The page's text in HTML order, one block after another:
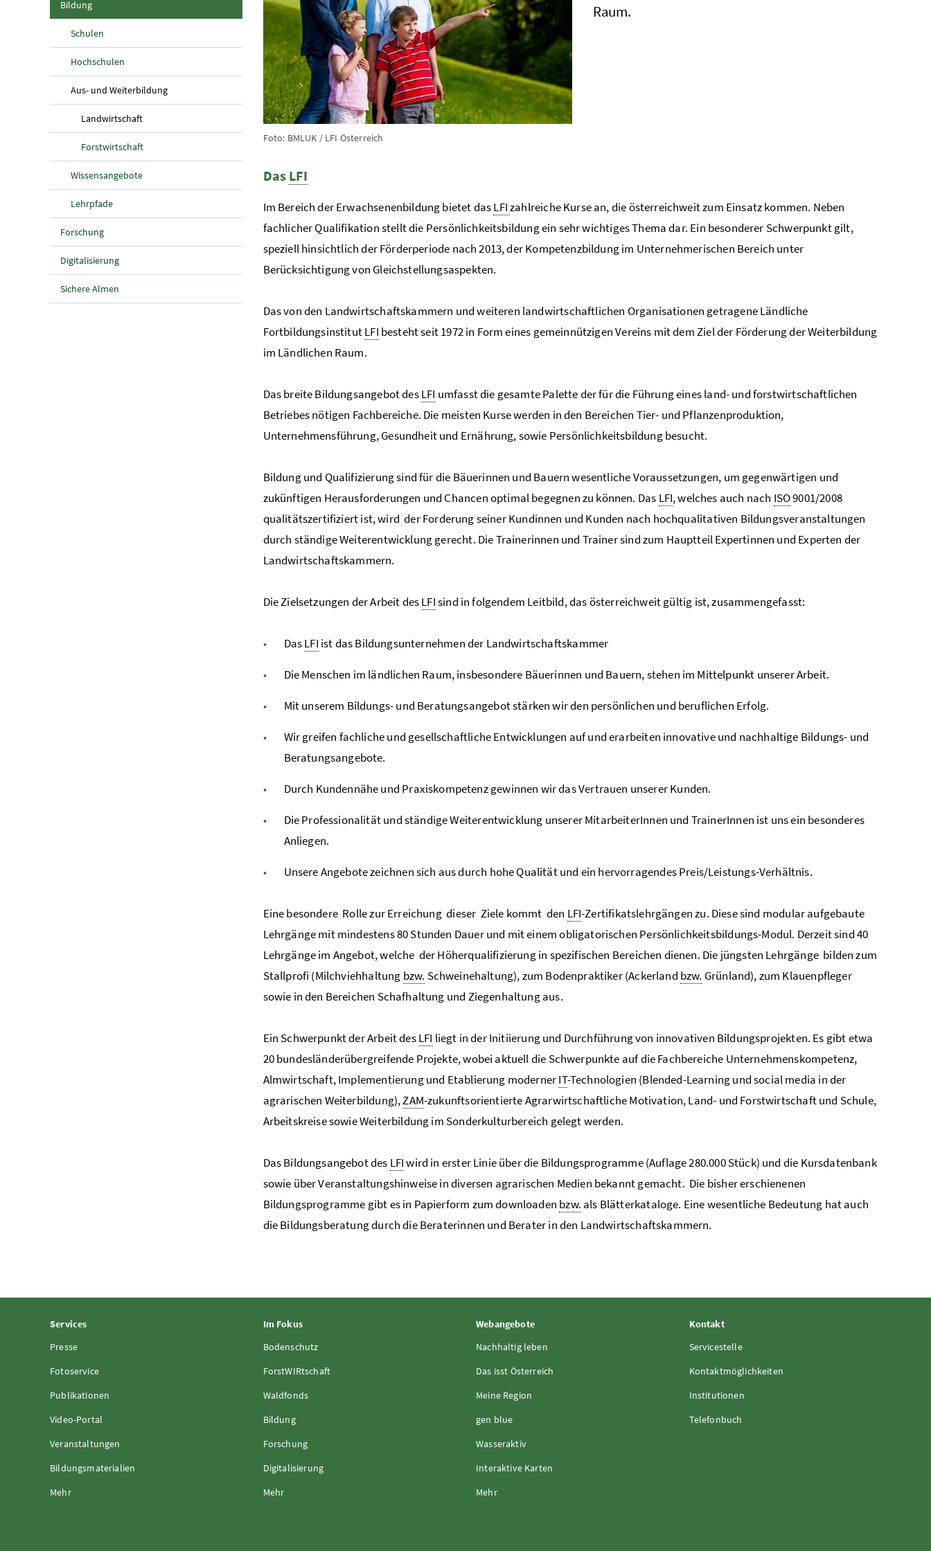
Bildung(aktuelle Seite)
Schulen
Hochschulen
Aus- und Weiterbildung(aktuelle Seite)
Landwirtschaft(aktuelle Seite)
Forstwirtschaft
Wissensangebote
Lehrpfade
Forschung
Digitalisierung
Sichere Almen
Foto: BMLUK / LFI Österreich
Raum.
Das LFI
Im Bereich der Erwachsenenbildung bietet dasLFIzahlreiche Kurse an, die österreichweit zum Einsatz kommen. Neben
fachlicher Qualifikation stellt die Persönlichkeitsbildung ein sehr wichtiges Thema dar. Ein besonderer Schwerpunkt gilt,
speziell hinsichtlich der Förderperiode nach 2013, der Kompetenzbildung im Unternehmerischen Bereich unter
Berücksichtigung von Gleichstellungsaspekten.
Das von den Landwirtschaftskammern und weiteren landwirtschaftlichen Organisationen getragene Ländliche
FortbildungsinstitutLFI besteht seit 1972 in Form eines gemeinnützigen Vereins mit dem Ziel der Förderung der Weiterbildung
im Ländlichen Raum.
Das breite Bildungsangebot desLFI umfasst die gesamte Palette der für die Führung eines land- und forstwirtschaftlichen
Betriebes nötigen Fachbereiche. Die meisten Kurse werden in den Bereichen Tier- und Pflanzenproduktion,
Unternehmensführung, Gesundheit und Ernährung, sowie Persönlichkeitsbildung besucht.
Bildung und Qualifizierung sind für die Bäuerinnen und Bauern wesentliche Voraussetzungen, um gegenwärtigen und
zukünftigen Herausforderungen und Chancen optimal begegnen zu können. Das LFI, welches auch nach ISO9001/2008
qualitätszertifiziert ist, wird der Forderung seiner Kundinnen und Kunden nach hochqualitativen Bildungsveranstaltungen
durch ständige Weiterentwicklung gerecht. Die Trainerinnen und Trainer sind zum Hauptteil Expertinnen und Experten der
Landwirtschaftskammern.
Die Zielsetzungen der Arbeit desLFIsind in folgendem Leitbild, das österreichweit gültig ist, zusammengefasst:
DasLFI ist das Bildungsunternehmen der Landwirtschaftskammer
Die Menschen im ländlichen Raum, insbesondere Bäuerinnen und Bauern, stehen im Mittelpunkt unserer Arbeit.
Mit unserem Bildungs- und Beratungsangebot stärken wir den persönlichen und beruflichen Erfolg.
Wir greifen fachliche und gesellschaftliche Entwicklungen auf und erarbeiten innovative und nachhaltige Bildungs- und
Beratungsangebote.
Durch Kundennähe und Praxiskompetenz gewinnen wir das Vertrauen unserer Kunden.
Die Professionalität und ständige Weiterentwicklung unserer MitarbeiterInnen und TrainerInnen ist uns ein besonderes
Anliegen.
Unsere Angebote zeichnen sich aus durch hohe Qualität und ein hervorragendes Preis/Leistungs-Verhältnis.
Eine besondere Rolle zur Erreichung dieser Ziele kommt den LFI-Zertifikatslehrgängen zu. Diese sind modular aufgebaute
Lehrgänge mit mindestens 80 Stunden Dauer und mit einem obligatorischen Persönlichkeitsbildungs-Modul. Derzeit sind 40
Lehrgänge im Angebot, welche der Höherqualifizierung in spezifischen Bereichen dienen. Die jüngsten Lehrgänge bilden zum
Stallprofi (Milchviehhaltung bzw. Schweinehaltung), zum Bodenpraktiker (Ackerland bzw. Grünland), zum Klauenpfleger
sowie in den Bereichen Schafhaltung und Ziegenhaltung aus.
Ein Schwerpunkt der Arbeit desLFI liegt in der Initiierung und Durchführung von innovativen Bildungsprojekten. Es gibt etwa
20 bundesländerübergreifende Projekte, wobei aktuell die Schwerpunkte auf die Fachbereiche Unternehmenskompetenz,
Almwirtschaft, Implementierung und Etablierung modernerIT-Technologien (Blended-Learning und social media in der
agrarischen Weiterbildung),ZAM-zukunftsorientierte Agrarwirtschaftliche Motivation, Land- und Forstwirtschaft und Schule,
Arbeitskreise sowie Weiterbildung im Sonderkulturbereich gelegt werden.
Das Bildungsangebot des LFIwird in erster Linie über die Bildungsprogramme (Auflage 280.000 Stück) und die Kursdatenbank
sowie über Veranstaltungshinweise in diversen agrarischen Medien bekannt gemacht. Die bisher erschienenen
Bildungsprogramme gibt es in Papierform zum downloaden bzw. als Blätterkataloge. Eine wesentliche Bedeutung hat auch
die Bildungsberatung durch die Beraterinnen und Berater in den Landwirtschaftskammern.
Services
Presse
Fotoservice
Publikationen
Video-Portal
Veranstaltungen
Bildungsmaterialien
Mehr
Im Fokus
Bodenschutz
ForstWIRtschaft
Waldfonds
Bildung
Forschung
Digitalisierung
Mehr
Webangebote
Nachhaltig leben
Das isst Österreich
Meine Region
gen blue
Wasseraktiv
Interaktive Karten
Mehr
Kontakt
Servicestelle
Kontaktmöglichkeiten
Institutionen
Telefonbuch